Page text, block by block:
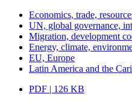
Economics, trade,
UN, global governance,
Migration, development
Energy, climate,
EU, Europe
Latin America and the
PDF | 126 KB